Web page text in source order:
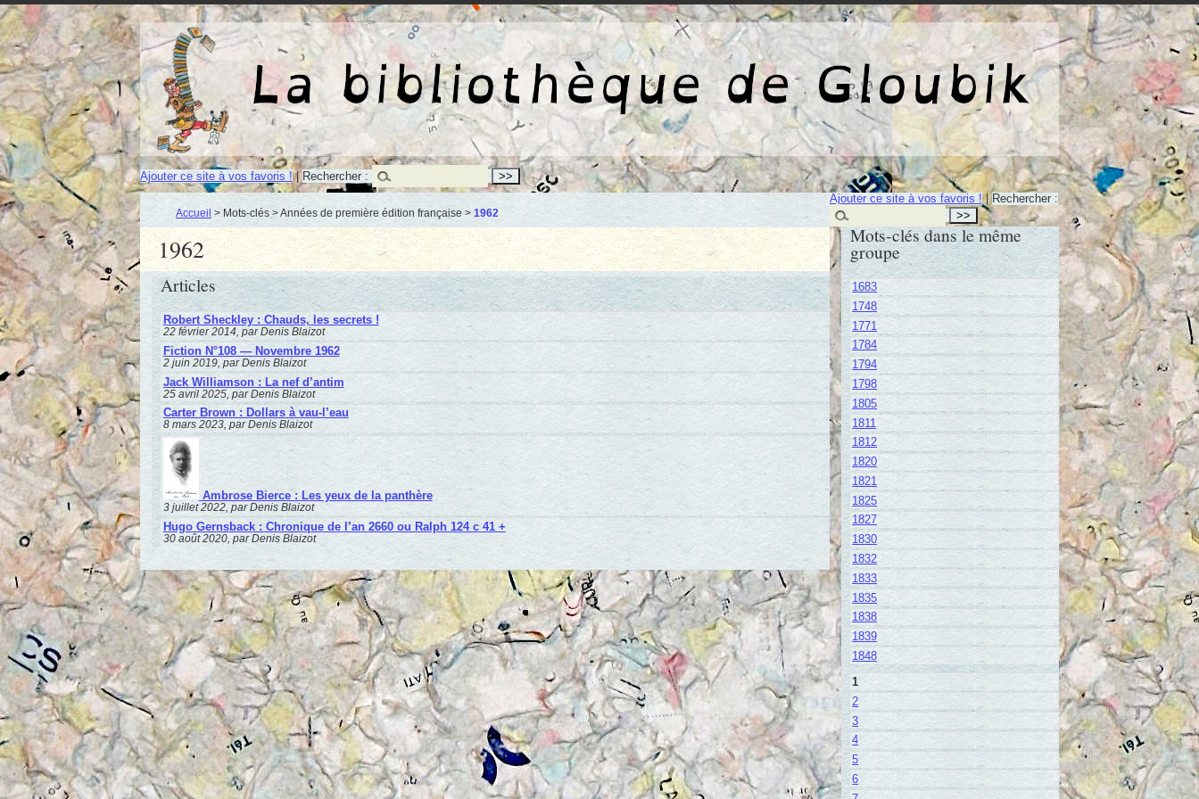
La bibliothèque de Gloubik
Ajouter ce site à vos favoris !|Rechercher :
Accueil > Mots-clés > Années de première édition française > 1962
1962
Articles
Robert Sheckley : Chauds, les secrets !
22 février 2014, par Denis Blaizot
Fiction N°108 — Novembre 1962
2 juin 2019, par Denis Blaizot
Jack Williamson : La nef d’antim
25 avril 2025, par Denis Blaizot
Carter Brown : Dollars à vau-l’eau
8 mars 2023, par Denis Blaizot
Ambrose Bierce : Les yeux de la panthère
3 juillet 2022, par Denis Blaizot
Hugo Gernsback : Chronique de l’an 2660 ou Ralph 124 c 41 +
30 août 2020, par Denis Blaizot
Ajouter ce site à vos favoris !|Rechercher :
Mots-clés dans le même
groupe
1683
1748
1771
1784
1794
1798
1805
1811
1812
1820
1821
1825
1827
1830
1832
1833
1835
1838
1839
1848
1
2
3
4
5
6